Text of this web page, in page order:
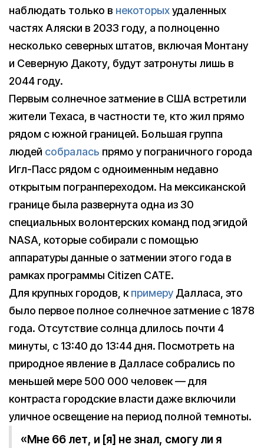
наблюдать только в некоторыхудаленных
частях Аляски в 2033 году, а полноценно
несколько северных штатов, включая Монтану
и Северную Дакоту, будут затронуты лишь в
2044 году.
Первым солнечное затмение в США встретили
жители Техаса, в частности те, кто жил прямо
рядом с южной границей. Большая группа
людей собралась прямо у пограничного города
Игл-Пасс рядом с одноименным недавно
открытым погранпереходом. На мексиканской
границе была развернута одна из 30
специальных волонтерских команд под эгидой
NASA, которые собирали с помощью
аппаратуры данные о затмении этого года в
рамках программы Citizen CATE.
Для крупных городов, кпримеру Далласа, это
было первое полное солнечное затмение с 1878
года. Отсутствие солнца длилось почти 4
минуты, с 13:40 до 13:44 дня. Посмотреть на
природное явление в Далласе собрались по
меньшей мере 500 000 человек — для
контраста городские власти даже включили
уличное освещение на период полной темноты.
«Мне 66 лет, и [я] не знал, смогу ли я